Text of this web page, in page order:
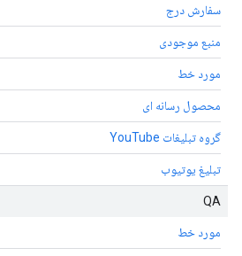
سفارش درج
منبع موجودی
مورد خط
محصول رسانه ای
گروه تبلیغات YouTube
تبلیغ یوتیوب
QA
مورد خط